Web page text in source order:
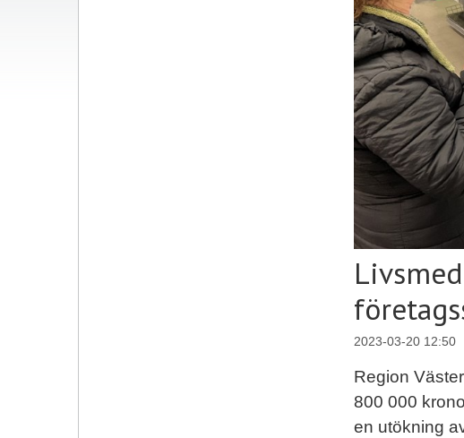
2023-03-20 12:50
Region
800 000
en utökning